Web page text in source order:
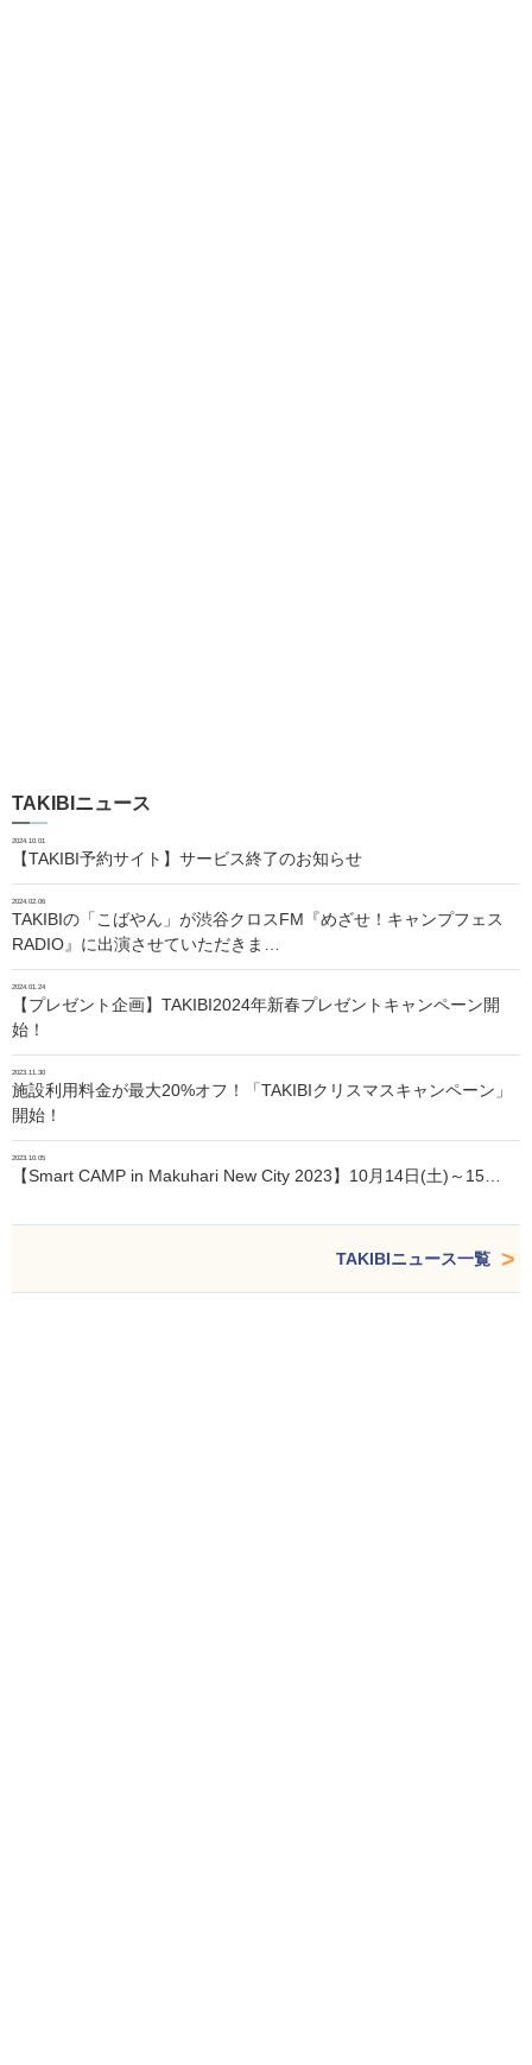
TAKIBIニュース
2024.10.01
【TAKIBI予約サイト】サービス終了のお知らせ
2024.02.06
TAKIBIの「こばやん」が渋谷クロスFM『めざせ！キャンプフェス
RADIO』に出演させていただきま…
2024.01.24
【プレゼント企画】TAKIBI2024年新春プレゼントキャンペーン開
始！
2023.11.30
施設利用料金が最大20%オフ！「TAKIBIクリスマスキャンペーン」
開始！
2023.10.05
【Smart CAMP in Makuhari New City 2023】10月14日(土)～15…
TAKIBIニュース一覧